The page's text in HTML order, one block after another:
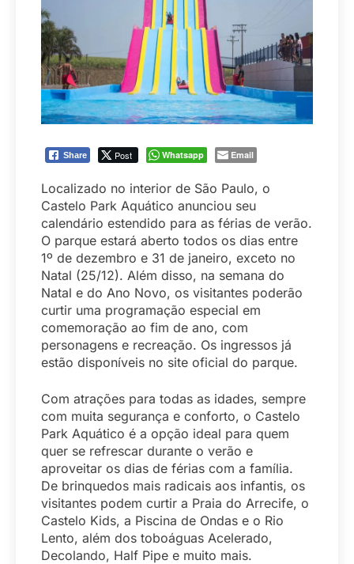
Share Post Whatsapp Email
Localizado no interior de São Paulo, o
Castelo Park Aquático anunciou seu
calendário estendido para as férias de verão.
O parque estará aberto todos os dias entre
1º de dezembro e 31 de janeiro, exceto no
Natal (25/12). Além disso, na semana do
Natal e do Ano Novo, os visitantes poderão
curtir uma programação especial em
comemoração ao fim de ano, com
personagens e recreação. Os ingressos já
estão disponíveis no site oficial do parque.
Com atrações para todas as idades, sempre
com muita segurança e conforto, o Castelo
Park Aquático é a opção ideal para quem
quer se refrescar durante o verão e
aproveitar os dias de férias com a família.
De brinquedos mais radicais aos infantis, os
visitantes podem curtir a Praia do Arrecife, o
Castelo Kids, a Piscina de Ondas e o Rio
Lento, além dos toboáguas Acelerado,
Decolando, Half Pipe e muito mais.